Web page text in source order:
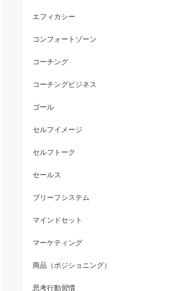
エフィカシー
コンフォートゾーン
コーチング
コーチングビジネス
ゴール
セルフイメージ
セルフトーク
セールス
ブリーフシステム
マインドセット
マーケティング
商品（ポジショニング）
思考行動習慣